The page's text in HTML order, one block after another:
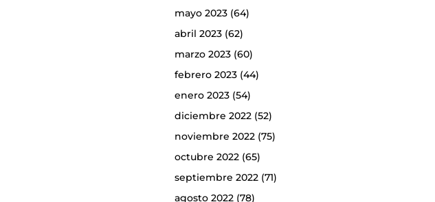
mayo 2023(64)
abril 2023(62)
marzo 2023(60)
febrero 2023(44)
enero 2023(54)
diciembre 2022(52)
noviembre 2022(75)
octubre 2022(65)
septiembre 2022(71)
agosto 2022(78)